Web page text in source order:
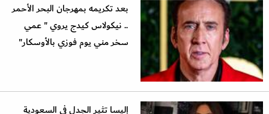
بعد تكريمه بمهرجان البحر الأحمر
.. نيكولاس كيدج يروي " عمي
سخر مني يوم فوزي بالأوسكار"
إليسا تثير الجدل في السعودية